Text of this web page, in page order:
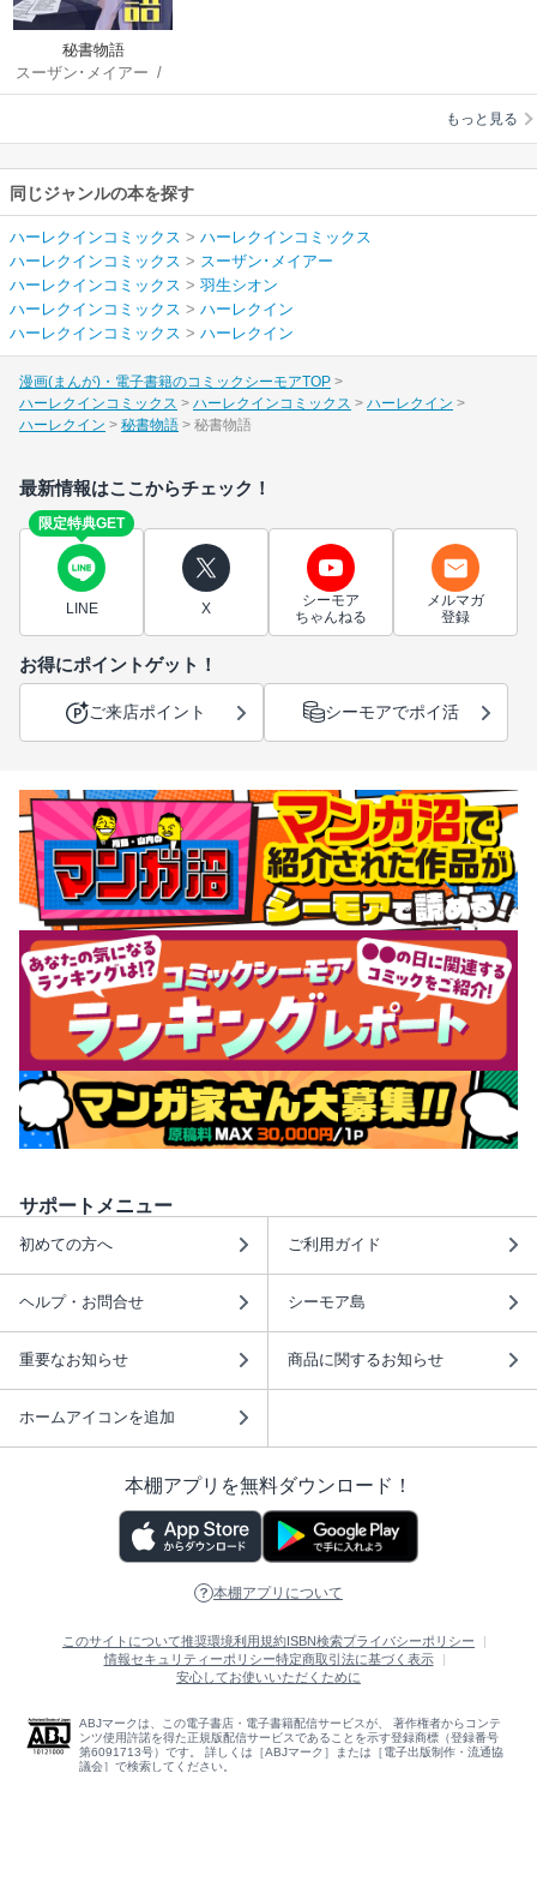
秘書物語
スーザン･メイアー /
羽生シオン
もっと見る
同じジャンルの本を探す
ハーレクインコミックス > ハーレクインコミックス
ハーレクインコミックス > スーザン･メイアー
ハーレクインコミックス > 羽生シオン
ハーレクインコミックス > ハーレクイン
ハーレクインコミックス > ハーレクイン
漫画(まんが)・電子書籍のコミックシーモアTOP
ハーレクインコミックス
ハーレクインコミックス
ハーレクイン
ハーレクイン
秘書物語 秘書物語
最新情報はここからチェック！
限定特典GET
LINE X
シーモア
ちゃんねる
メルマガ
登録
お得にポイントゲット！
ご来店ポイント シーモアでポイ活
サポートメニュー
初めての方へ ご利用ガイド
ヘルプ・お問合せ シーモア島
重要なお知らせ 商品に関するお知らせ
ホームアイコンを追加
本棚アプリを無料ダウンロード！
本棚アプリについて
このサイトについて推奨環境利用規約ISBN検索プライバシーポリシー
情報セキュリティーポリシー特定商取引法に基づく表示
安心してお使いいただくために
ABJマークは、この電子書店・電子書籍配信サービスが、 著作権者からコンテ
ンツ使用許諾を得た正規版配信サービスであることを示す登録商標（登録番号
第6091713号）です。 詳しくは［ABJマーク］または［電子出版制作・流通協
議会］で検索してください。